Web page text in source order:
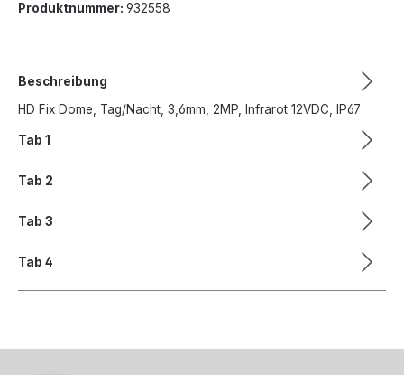
Produktnummer: 932558
Beschreibung
HD Fix Dome, Tag/Nacht, 3,6mm, 2MP, Infrarot 12VDC, IP67
Tab 1
Tab 2
Tab 3
Tab 4